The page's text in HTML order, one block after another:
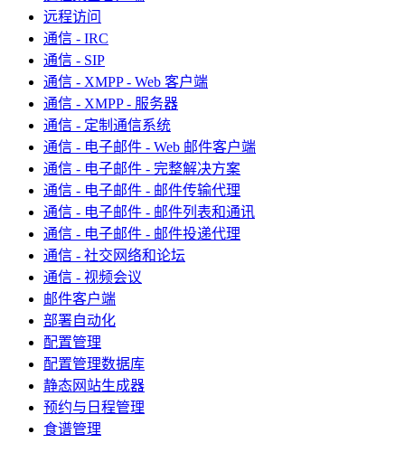
远程访问
通信 - IRC
通信 - SIP
通信 - XMPP - Web 客户端
通信 - XMPP - 服务器
通信 - 定制通信系统
通信 - 电子邮件 - Web 邮件客户端
通信 - 电子邮件 - 完整解决方案
通信 - 电子邮件 - 邮件传输代理
通信 - 电子邮件 - 邮件列表和通讯
通信 - 电子邮件 - 邮件投递代理
通信 - 社交网络和论坛
通信 - 视频会议
邮件客户端
部署自动化
配置管理
配置管理数据库
静态网站生成器
预约与日程管理
食谱管理